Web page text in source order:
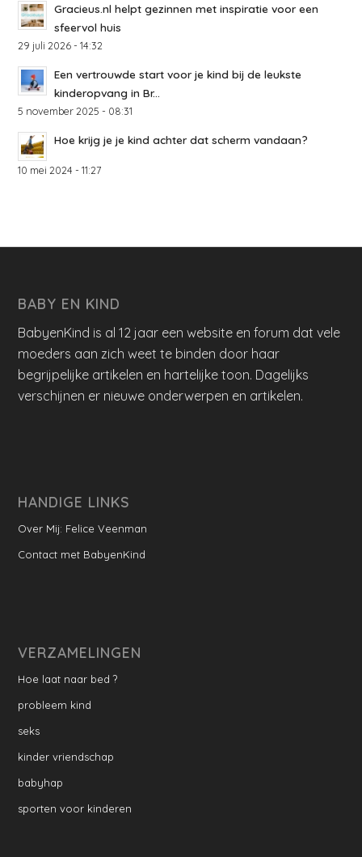
Gracieus.nl helpt gezinnen met inspiratie voor een
sfeervol huis
29 juli 2026 - 14:32
Een vertrouwde start voor je kind bij de leukste
kinderopvang in Br...
5 november 2025 - 08:31
Hoe krijg je je kind achter dat scherm vandaan?
10 mei 2024 - 11:27
BABY EN KIND
BabyenKind is al 12 jaar een website en forum dat vele
moeders aan zich weet te binden door haar
begrijpelijke artikelen en hartelijke toon. Dagelijks
verschijnen er nieuwe onderwerpen en artikelen.
HANDIGE LINKS
Over Mij: Felice Veenman
Contact met BabyenKind
VERZAMELINGEN
Hoe laat naar bed ?
probleem kind
seks
kinder vriendschap
babyhap
sporten voor kinderen